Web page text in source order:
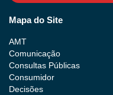
Mapa do Site
AMT
Comunicação
Consultas Públicas
Consumidor
Decisões